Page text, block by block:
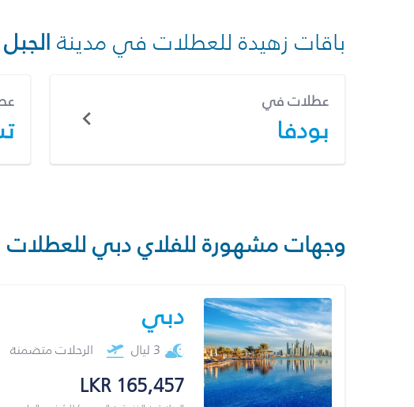
باقات زهيدة للعطلات في مدينة
عطلات في
بودفا
وجهات مشهورة للفلاي دبي للعطلات
دبي
3 ليال الرحلات متضمنة
LKR 165,457